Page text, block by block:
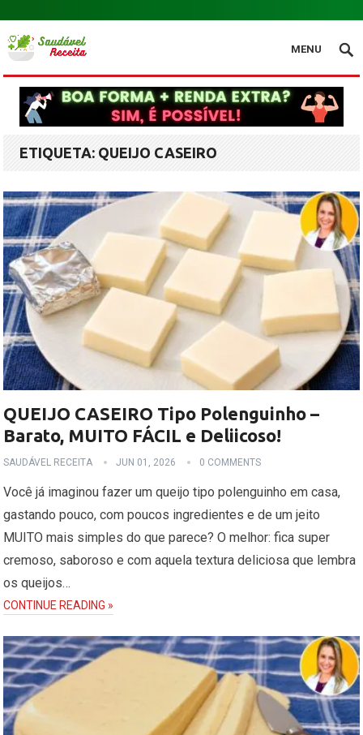
.
MENU
ETIQUETA: QUEIJO CASEIRO
QUEIJO CASEIRO Tipo Polenguinho –
Barato, MUITO FÁCIL e Deliicoso!
SAUDÁVEL RECEITA JUN 01, 2026 0 COMMENTS
Você já imaginou fazer um queijo tipo polenguinho em casa,
gastando pouco, com poucos ingredientes e de um jeito
MUITO mais simples do que parece? O melhor: fica super
cremoso, saboroso e com aquela textura deliciosa que lembra
os queijos…
CONTINUE READING »